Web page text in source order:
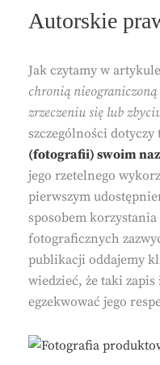
Autorskie
Jak czytamy w
chronią
zrzeczeniu się lub
szczególności dotyczy
(fotografii) swoim
jego rzetelnego
pierwszym
sposobem
fotograficznych
publikacji oddajemy
wiedzieć, że taki
egzekwować jego